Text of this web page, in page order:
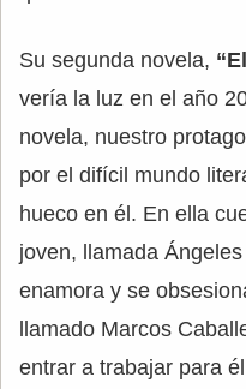
Su segunda novela,
vería la luz en el año
novela, nuestro
por el difícil mundo
hueco en él. En ella
joven, llamada
enamora y se
llamado Marcos
entrar a trabajar para